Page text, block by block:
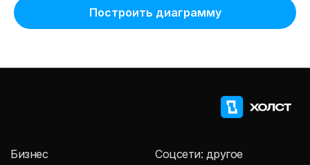
Построить диаграмму
Бизнес Соцсети: другое